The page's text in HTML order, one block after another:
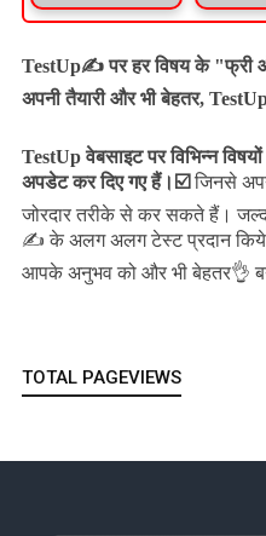
TestUp✍️ पर हर विषय के "फ्री
अपनी तैयारी और भी बेहतर,
TestUp वेबसाइट पर विभिन्न
अपडेट कर दिए गए हैं। ☑️ जिनसे
जोरदार तरीके से कर सकते हैं।
✍️ के अलग अलग टेस्ट प्रदान किये
आपके अनुभव को और भी बेहतर👌
TOTAL PAGEVIEWS